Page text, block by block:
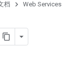
档
Web Services